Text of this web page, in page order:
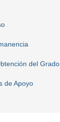
del Grado
de Apoyo